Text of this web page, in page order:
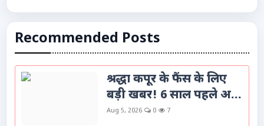
Recommended Posts
श्रद्धा कपूर के फैंस के लिए
बड़ी खबर! 6 साल पहले अ...
Aug 5, 2026 0 7